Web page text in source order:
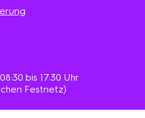
bis 17:30 Uhr
Festnetz)